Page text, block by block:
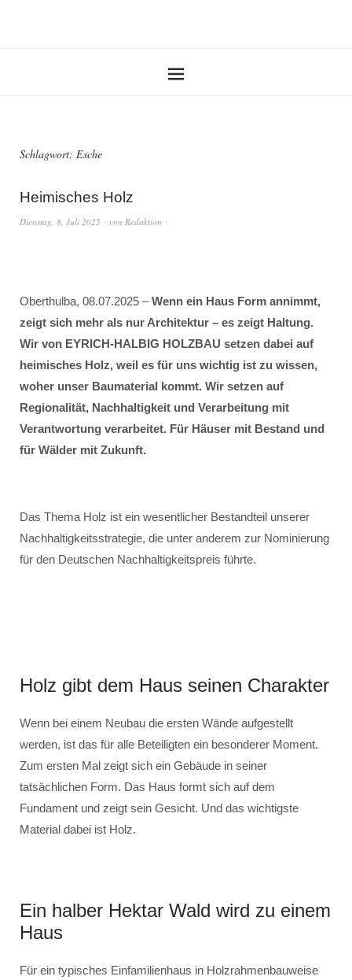
Schlagwort: Esche
Heimisches Holz
Dienstag, 8. Juli 2025 von Redaktion
Oberthulba, 08.07.2025 –Wenn ein Haus Form annimmt,
zeigt sich mehr als nur Architektur – es zeigt Haltung.
Wir von EYRICH-HALBIG HOLZBAU setzen dabei auf
heimisches Holz, weil es für uns wichtig ist zu wissen,
woher unser Baumaterial kommt. Wir setzen auf
Regionalität, Nachhaltigkeit und Verarbeitung mit
Verantwortung verarbeitet. Für Häuser mit Bestand und
für Wälder mit Zukunft.
Das Thema Holz ist ein wesentlicher Bestandteil unserer
Nachhaltigkeitsstrategie, die unter anderem zur Nominierung
für den Deutschen Nachhaltigkeitspreis führte.
Holz gibt dem Haus seinen Charakter
Wenn bei einem Neubau die ersten Wände aufgestellt
werden, ist das für alle Beteiligten ein besonderer Moment.
Zum ersten Mal zeigt sich ein Gebäude in seiner
tatsächlichen Form. Das Haus formt sich auf dem
Fundament und zeigt sein Gesicht. Und das wichtigste
Material dabei ist Holz.
Ein halber Hektar Wald wird zu einem
Haus
Für ein typisches Einfamilienhaus in Holzrahmenbauweise